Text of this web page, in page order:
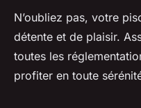
N’oubliez pas, votre
détente et de plaisir.
toutes les
profiter en toute